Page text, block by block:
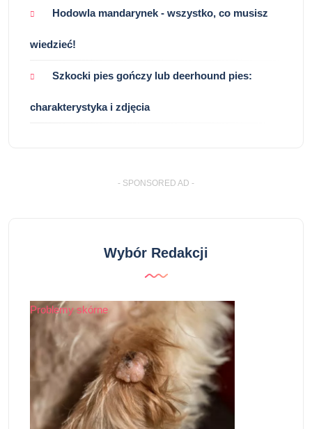
Hodowla mandarynek - wszystko, co musisz
wiedzieć!
Szkocki pies gończy lub deerhound pies:
charakterystyka i zdjęcia
- SPONSORED AD -
Wybór Redakcji
Problemy skórne